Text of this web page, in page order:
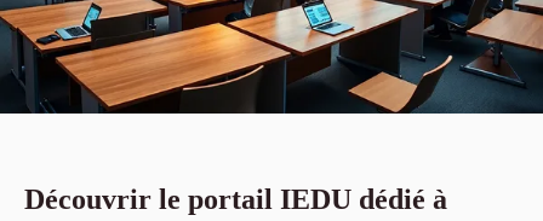
Découvrir le portail IEDU dédié à